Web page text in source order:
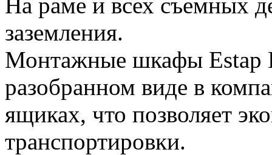
заземления.
Монтажные шкафы Estap
разобранном виде в
ящиках, что позволяет
транспортировки.